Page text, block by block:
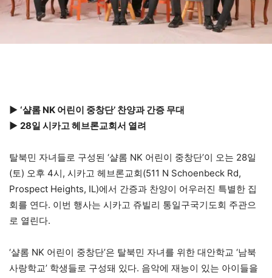
▶ ‘샬롬 NK 어린이 중창단’ 찬양과 간증 무대
▶ 28일 시카고 헤브론교회서 열려
탈북민 자녀들로 구성된 ‘샬롬 NK 어린이 중창단’이 오는 28일
(토) 오후 4시, 시카고 헤브론교회(511 N Schoenbeck Rd,
Prospect Heights, IL)에서 간증과 찬양이 어우러진 특별한 집
회를 연다. 이번 행사는 시카고 쥬빌리 통일구국기도회 주관으
로 열린다.
‘샬롬 NK 어린이 중창단’은 탈북민 자녀를 위한 대안학교 ‘남북
사랑학교’ 학생들로 구성돼 있다. 음악에 재능이 있는 아이들을